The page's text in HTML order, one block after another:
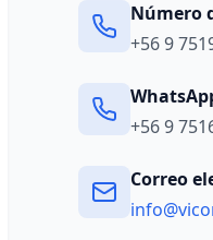
Número
+56 9
+56 9
Correo